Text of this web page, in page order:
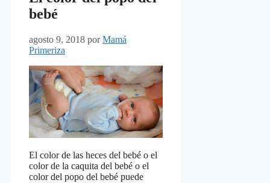
bebé
agosto 9, 2018 porMamá
Primeriza
El color de las heces del bebé o el
color de la caquita del bebé o el
color del popo del bebé puede